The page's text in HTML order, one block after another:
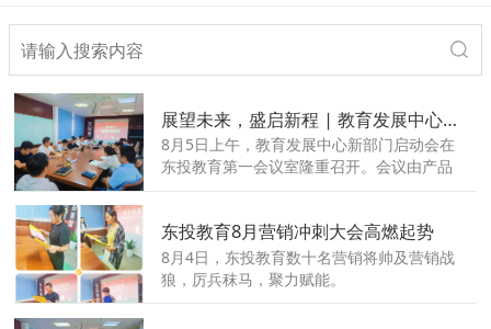
展望未来，盛启新程 | 教育发展中心召开新部门启动大会
8月5日上午，教育发展中心新部门启动会在
东投教育第一会议室隆重召开。会议由产品
台部门负责人均应邀参与会议。
东投教育8月营销冲刺大会高燃起势
8月4日，东投教育数十名营销将帅及营销战
狼，厉兵秣马，聚力赋能。